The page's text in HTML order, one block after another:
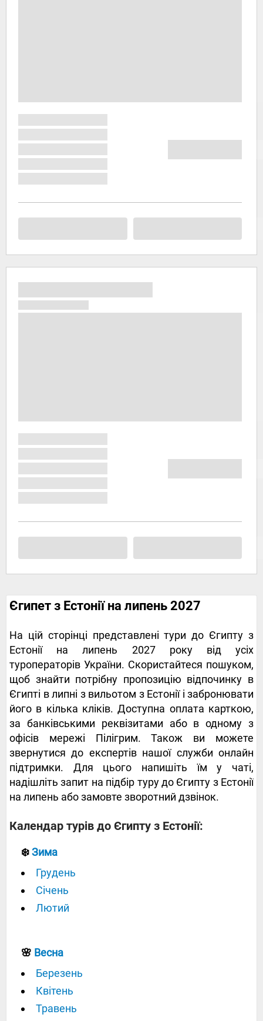
Єгипет з Естонії на липень 2027
На цій сторінці представлені тури до Єгипту з
Естонії на липень 2027 року від усіх
туроператорів України. Скористайтеся пошуком,
щоб знайти потрібну пропозицію відпочинку в
Єгипті в липні з вильотом з Естонії і забронювати
його в кілька кліків. Доступна оплата карткою,
за банківськими реквізитами або в одному з
офісів мережі Пілігрим. Також ви можете
звернутися до експертів нашої служби онлайн
підтримки. Для цього напишіть їм у чаті,
надішліть запит на підбір туру до Єгипту з Естонії
на липень або замовте зворотний дзвінок.
Календар турів до Єгипту з Естонії:
❄️Зима
Грудень
Січень
Лютий
🌸 Весна
Березень
Квітень
Травень